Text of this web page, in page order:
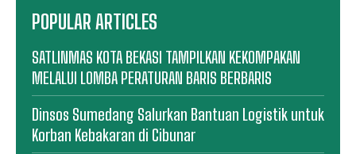
POPULAR ARTICLES
SATLINMAS KOTA BEKASI TAMPILKAN KEKOMPAKAN
MELALUI LOMBA PERATURAN BARIS BERBARIS
Dinsos Sumedang Salurkan Bantuan Logistik untuk
Korban Kebakaran di Cibunar